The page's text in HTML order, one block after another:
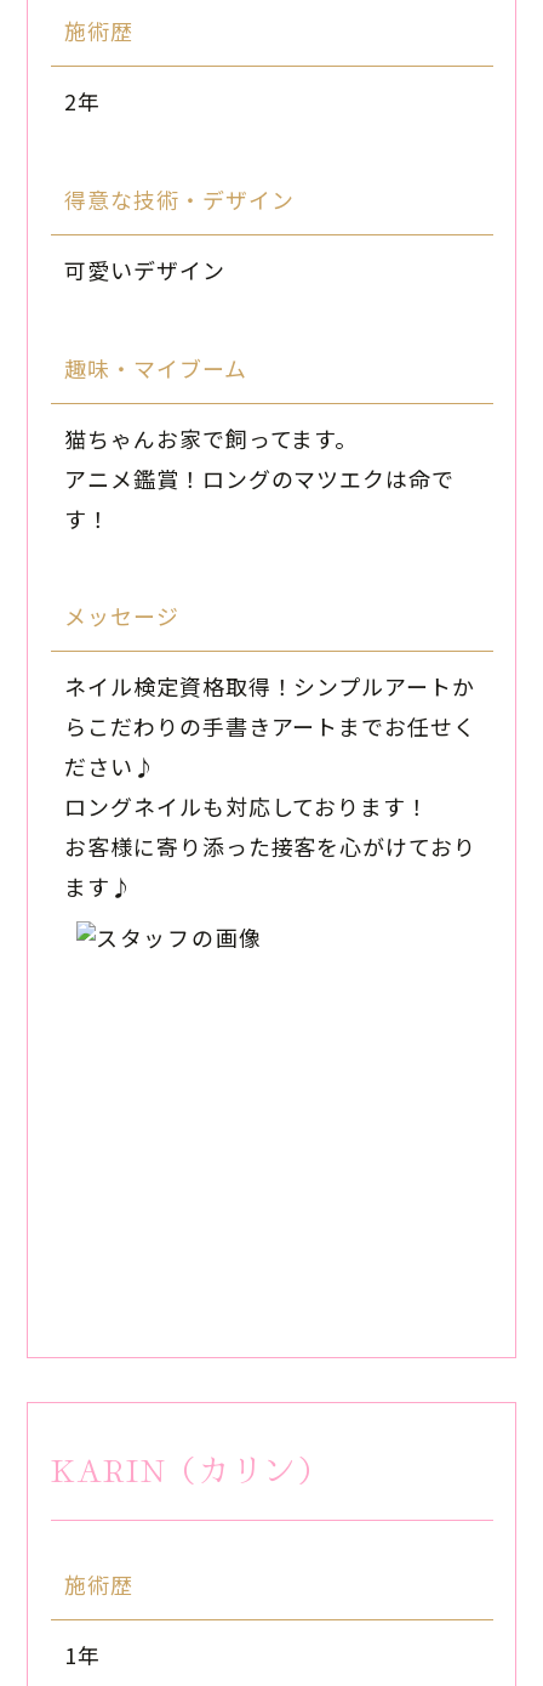
施術歴
2年
得意な技術・デザイン
可愛いデザイン
趣味・マイブーム
猫ちゃんお家で飼ってます。
アニメ鑑賞！ロングのマツエクは命で
す！
メッセージ
ネイル検定資格取得！シンプルアートか
らこだわりの手書きアートまでお任せく
ださい♪
ロングネイルも対応しております！
お客様に寄り添った接客を心がけており
ます♪
KARIN（カリン）
施術歴
1年